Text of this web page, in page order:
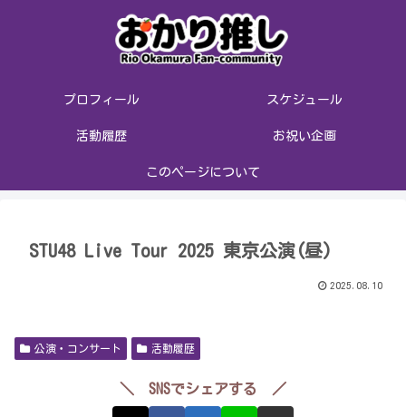
プロフィール スケジュール
活動履歴 お祝い企画
このページについて
STU48 Live Tour 2025 東京公演(昼)
2025.08.10
公演・コンサート 活動履歴
＼ SNSでシェアする ／